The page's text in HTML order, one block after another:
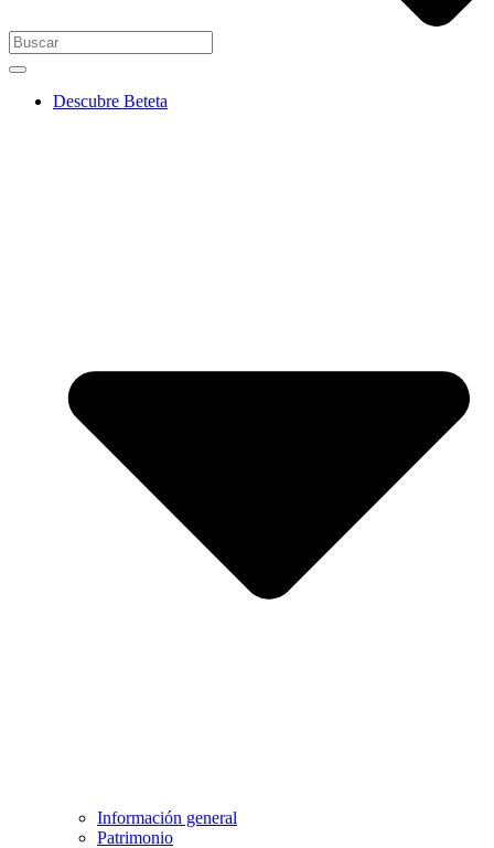
Descubre Beteta
Información general
Patrimonio